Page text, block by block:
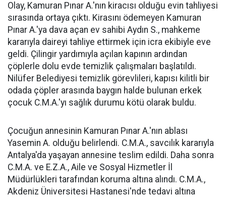
Olay, Kamuran Pınar A.'nın kiracısı olduğu evin tahliyesi
sırasında ortaya çıktı. Kirasını ödemeyen Kamuran
Pınar A.'ya dava açan ev sahibi Aydın S., mahkeme
kararıyla daireyi tahliye ettirmek için icra ekibiyle eve
geldi. Çilingir yardımıyla açılan kapının ardından
çöplerle dolu evde temizlik çalışmaları başlatıldı.
Nilüfer Belediyesi temizlik görevlileri, kapısı kilitli bir
odada çöpler arasında baygın halde bulunan erkek
çocuk C.M.A.'yı sağlık durumu kötü olarak buldu.
Çocuğun annesinin Kamuran Pınar A.'nın ablası
Yasemin A. olduğu belirlendi. C.M.A., savcılık kararıyla
Antalya'da yaşayan annesine teslim edildi. Daha sonra
C.M.A. ve E.Z.A., Aile ve Sosyal Hizmetler İl
Müdürlükleri tarafından koruma altına alındı. C.M.A.,
Akdeniz Üniversitesi Hastanesi'nde tedavi altına